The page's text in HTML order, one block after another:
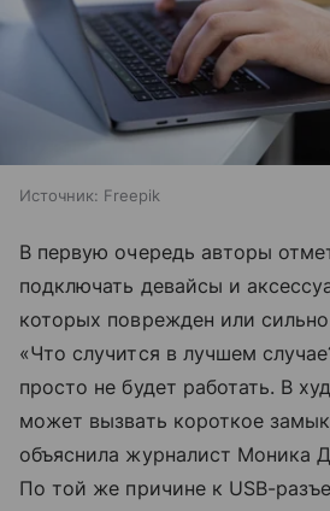
Источник: Freepik
В первую очередь авторы
подключать девайсы и
которых поврежден или сильно
«Что случится в лучшем
просто не будет работать. В
может вызвать короткое
объяснила журналист Моника
По той же причине к USB-